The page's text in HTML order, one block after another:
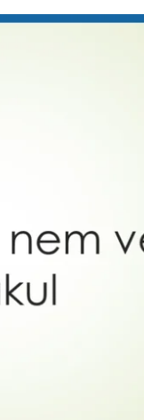
magyarok
választás